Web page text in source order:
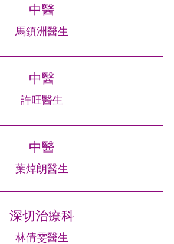
中醫
馬鎮洲醫生
中醫
許旺醫生
中醫
葉焯朗醫生
深切治療科
林倩雯醫生